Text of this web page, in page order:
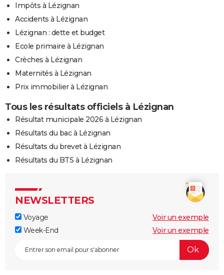
Impôts à Lézignan
Accidents à Lézignan
Lézignan : dette et budget
Ecole primaire à Lézignan
Crèches à Lézignan
Maternités à Lézignan
Prix immobilier à Lézignan
Tous les résultats officiels à Lézignan
Résultat municipale 2026 à Lézignan
Résultats du bac à Lézignan
Résultats du brevet à Lézignan
Résultats du BTS à Lézignan
NEWSLETTERS
Voyage
Voir un exemple
Week-End
Voir un exemple